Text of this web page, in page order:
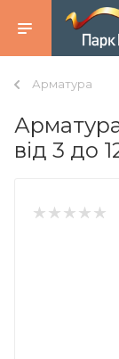
Арматура
від 3 до